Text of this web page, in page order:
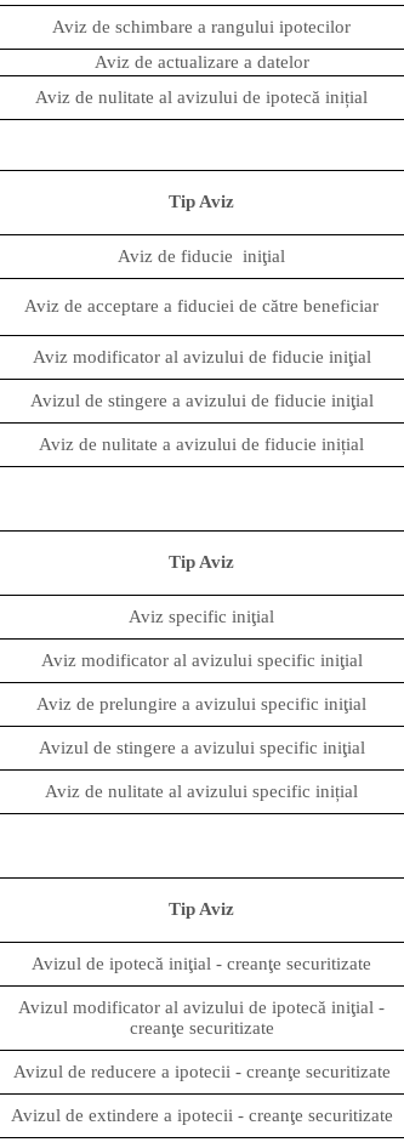
Aviz de schimbare a rangului ipotecilor
Aviz de actualizare a datelor
Aviz de nulitate al avizului de ipotecă inițial
Tip Aviz
Aviz de fiducie iniţial
Aviz de acceptare a fiduciei de către beneficiar
Aviz modificator al avizului de fiducie iniţial
Avizul de stingere a avizului de fiducie iniţial
Aviz de nulitate a avizului de fiducie inițial
Tip Aviz
Aviz specific iniţial
Aviz modificator al avizului specific iniţial
Aviz de prelungire a avizului specific iniţial
Avizul de stingere a avizului specific iniţial
Aviz de nulitate al avizului specific inițial
Tip Aviz
Avizul de ipotecă iniţial - creanţe securitizate
Avizul modificator al avizului de ipotecă iniţial -
creanţe securitizate
Avizul de reducere a ipotecii - creanţe securitizate
Avizul de extindere a ipotecii - creanţe securitizate